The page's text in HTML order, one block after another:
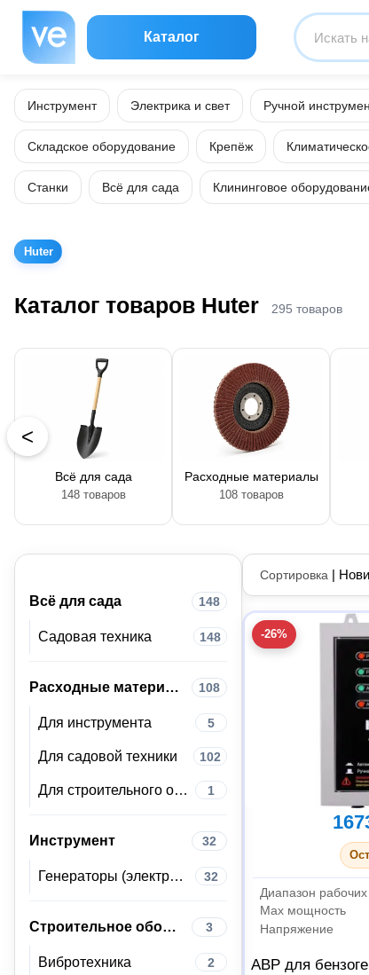
Каталог
Инструмент Электрика и свет Ручной
Складское оборудование Крепёж
Станки Всё для сада Клининговое
Huter
Каталог товаров Huter 295 товаров
<
Всё для сада
148 товаров
Расходные материалы
108 товаров
Всё для сада 148
Садовая техника 148
Расходные материалы 108
Для инструмента 5
Для садовой техники 102
Для строительного оборудования 1
Инструмент 32
Генераторы (электростанции) 32
Строительное оборудование 3
Вибротехника 2
Сортировка |
-26%
Max мощность
Напряжение
АВР для